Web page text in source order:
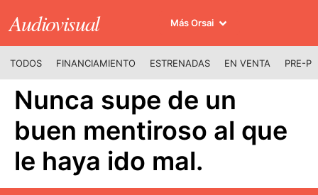
Audiovisual Más Orsai
TODOS FINANCIAMIENTO ESTRENADAS EN VENTA PRE-
Nunca supe de un
buen mentiroso al que
le haya ido mal.